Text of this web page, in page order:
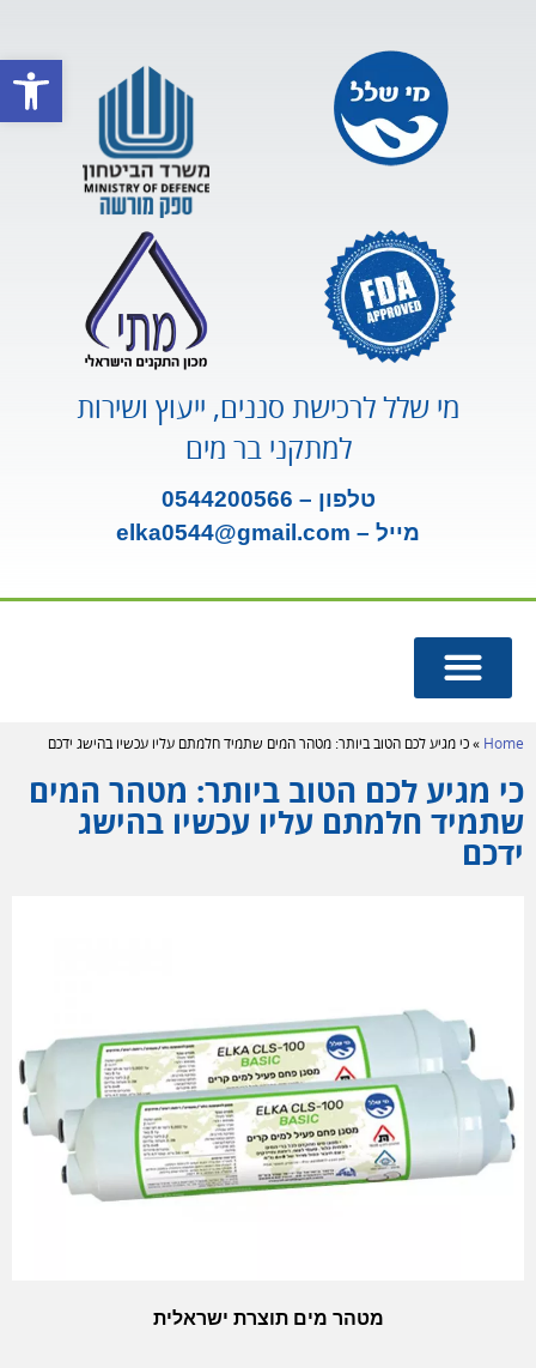
פתח
מי שלל לרכישת סננים, ייעוץ ושירות
למתקני בר מים
טלפון – 0544200566
מייל –
elka0544@gmail.com
Home
» כי מגיע לכם הטוב ביותר: מטהר המים שתמיד חלמתם עליו עכשיו בהישג ידכם
כי מגיע לכם הטוב ביותר: מטהר המים
שתמיד חלמתם עליו עכשיו בהישג
ידכם
מטהר מים תוצרת ישראלית